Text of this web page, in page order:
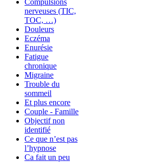
Compulsions
nerveuses (TIC,
TOC, …)
Douleurs
Eczéma
Enurésie
Fatigue
chronique
Migraine
Trouble du
sommeil
Et plus encore
Couple - Famille
Objectif non
identifié
Ce que n’est pas
l’hypnose
Ca fait un peu